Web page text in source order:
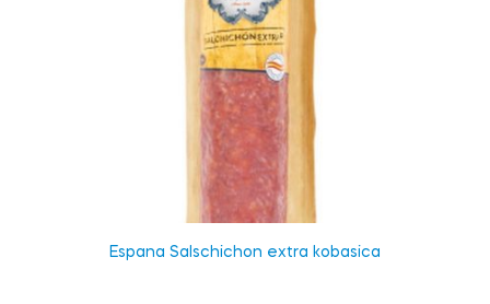
Espana Salschichon extra kobasica